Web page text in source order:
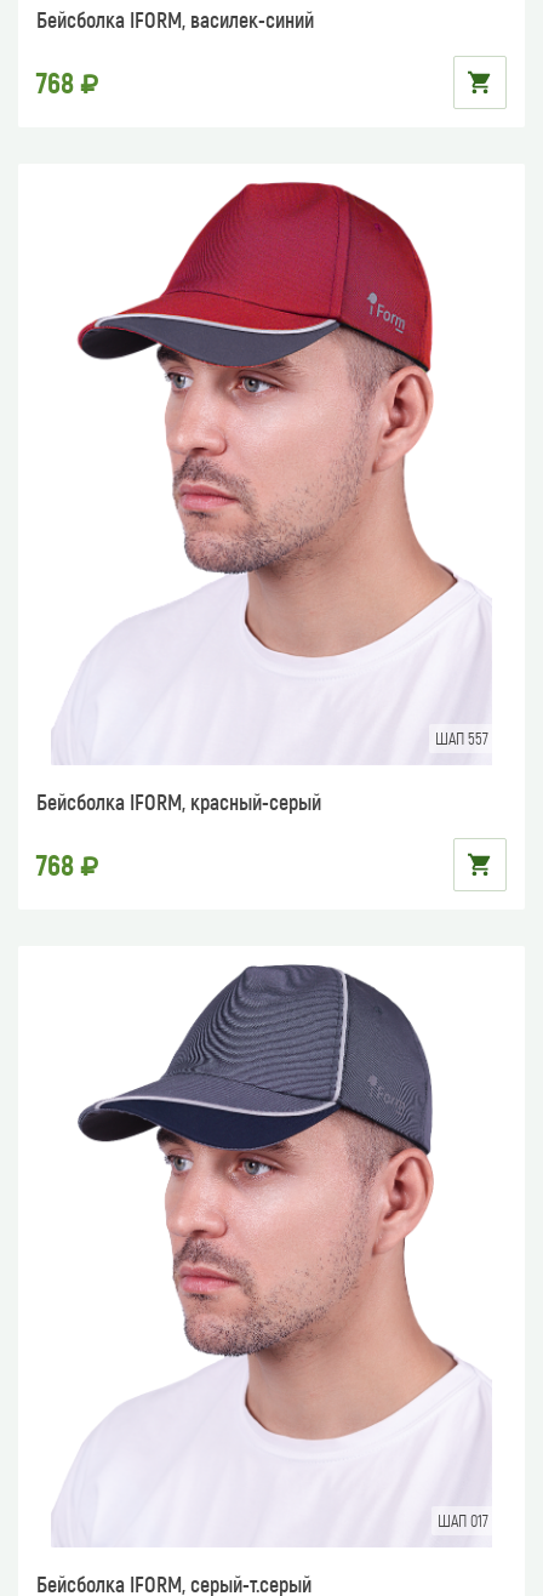
Бейсболка IFORM, василек-синий
768
ШАП 557
Бейсболка IFORM, красный-серый
768
ШАП 017
Бейсболка IFORM, серый-т.серый